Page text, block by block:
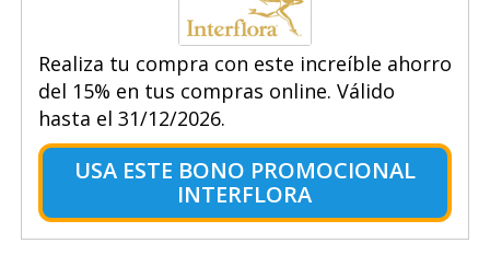
Realiza tu compra con este increíble ahorro
del 15% en tus compras online. Válido
hasta el 31/12/2026.
USA ESTE BONO PROMOCIONAL
INTERFLORA